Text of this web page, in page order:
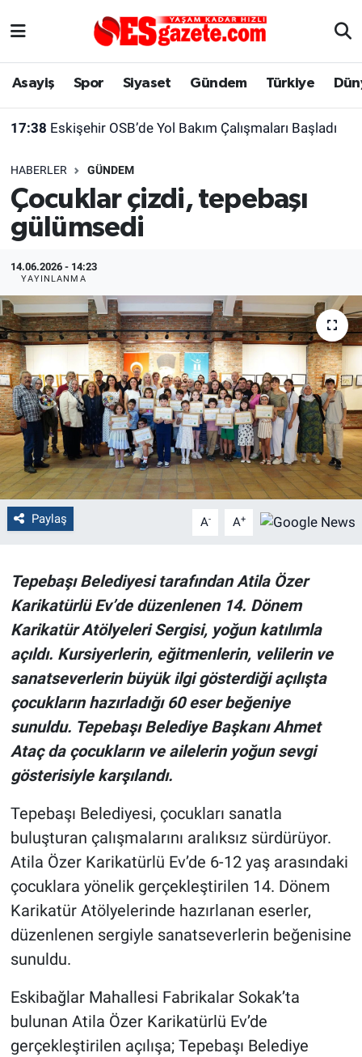
Asayiş Spor Siyaset Gündem Türkiye
17:38 Eskişehir OSB’de Yol Bakım Çalışmaları Başladı
HABERLER GÜNDEM
Çocuklar çizdi, tepebaşı
gülümsedi
14.06.2026 - 14:23
YAYINLANMA
Paylaş A- A+
Tepebaşı Belediyesi tarafından Atila Özer
Karikatürlü Ev’de düzenlenen 14. Dönem
Karikatür Atölyeleri Sergisi, yoğun katılımla
açıldı. Kursiyerlerin, eğitmenlerin, velilerin ve
sanatseverlerin büyük ilgi gösterdiği açılışta
çocukların hazırladığı 60 eser beğeniye
sunuldu. Tepebaşı Belediye Başkanı Ahmet
Ataç da çocukların ve ailelerin yoğun sevgi
gösterisiyle karşılandı.
Tepebaşı Belediyesi, çocukları sanatla
buluşturan çalışmalarını aralıksız sürdürüyor.
Atila Özer Karikatürlü Ev’de 6-12 yaş arasındaki
çocuklara yönelik gerçekleştirilen 14. Dönem
Karikatür Atölyelerinde hazırlanan eserler,
düzenlenen sergiyle sanatseverlerin beğenisine
sunuldu.
Eskibağlar Mahallesi Fabrikalar Sokak’ta
bulunan Atila Özer Karikatürlü Ev’de
gerçekleştirilen açılışa; Tepebaşı Belediye
Asayiş
Gündem
Türkiye
Dünya
Sağlık
Alış-Veriş/İş dünyası
Yaşam
Eskişehirspor Arşivi
Eskişehir Arşivi
Röportaj
Ekonomi
Kültür Sanat
Politika
Bilecik
Kütahya
Gezi
Çevre
Yerel
Magazin
Bilim ve Teknoloji
Eskişehir Nöbetçi Eczaneler
Süper Lig Puan Durumu ve Fikstür
Tüm Manşetler
Son Dakika Haberleri
Haber Arşivi